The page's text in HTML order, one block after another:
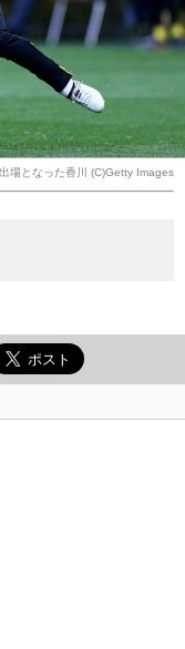
場となった香川 (C)Getty Images